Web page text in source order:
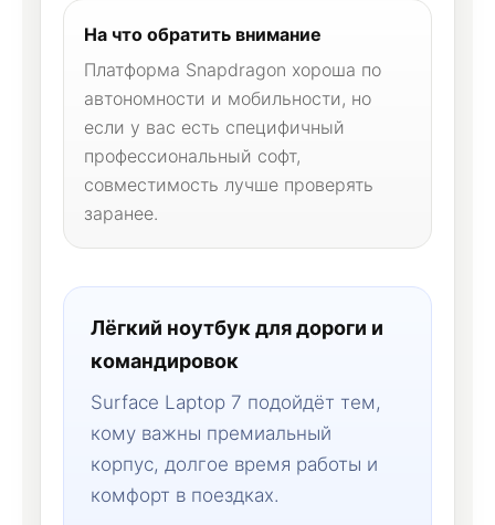
На что обратить внимание
Платформа Snapdragon хороша по
автономности и мобильности, но
если у вас есть специфичный
профессиональный софт,
совместимость лучше проверять
заранее.
Лёгкий ноутбук для дороги и
командировок
Surface Laptop 7 подойдёт тем,
кому важны премиальный
корпус, долгое время работы и
комфорт в поездках.